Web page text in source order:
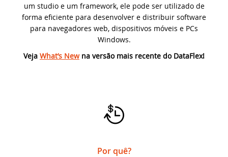
um studio e um framework, ele pode ser utilizado de
forma eficiente para desenvolver e distribuir software
para navegadores web, dispositivos móveis e PCs
Windows.
Veja What’s Newna versão mais recente do DataFlex!
Por quê?
Nova videoaula: Controles Web em
aplicações Windows usando FlexTron
DataFlex 2024 Release Candidate
disponível para visualização e teste
DataFlex Reports 2024 Beta 2 lançado para
download e teste
DataFlex 2024 Beta 2 lançado - crie
Synergy 2019
ScanDUC 2018
DALA 20 Anos
EDUC 2018